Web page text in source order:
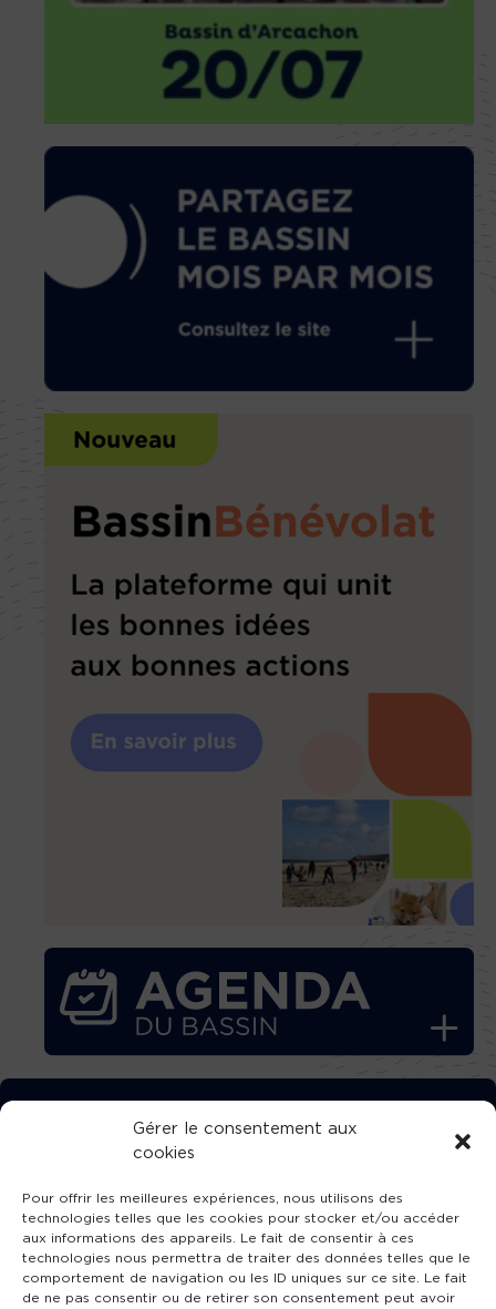
Gérer le consentement aux
cookies
Pour offrir les meilleures expériences, nous utilisons des
technologies telles que les cookies pour stocker et/ou accéder
aux informations des appareils. Le fait de consentir à ces
technologies nous permettra de traiter des données telles que le
comportement de navigation ou les ID uniques sur ce site. Le fait
de ne pas consentir ou de retirer son consentement peut avoir
TÉLÉCHARGEZ GRATUITEMENT
L’APPLICATION TVBA !
SUIVEZ-NOUS !